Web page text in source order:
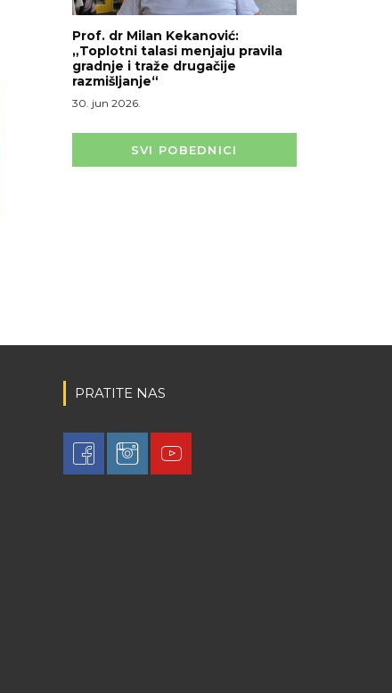
Prof. dr Milan Kekanović:
„Toplotni talasi menjaju pravila
gradnje i traže drugačije
razmišljanje“
30. jun 2026.
SVI POBEDNICI
PRATITE NAS